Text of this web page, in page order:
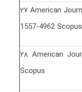
٢٧ American Journal of Pharmacology and Toxicology
1557-4962 Scopus
٢٨ American Journal of Plant Physiology 1557-4539
Scopus